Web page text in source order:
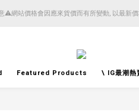
短訊發送, 所有快件自取訊息通知將全部改為
⚠️網站價格會因應來貨價而有所變動, 以最新
Featured Products \ IG最潮熱